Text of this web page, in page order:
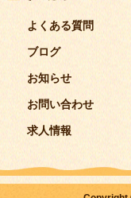
よくある質問
ブログ
お知らせ
お問い合わせ
求人情報